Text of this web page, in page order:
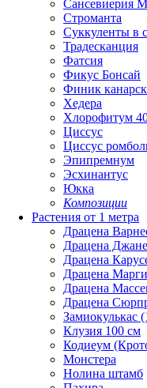
Сансевиерия
Строманта
Суккуленты в
Традесканция
Фатсия
Фикус Бонсай
Финик
Хедера
Хлорофитум
Циссус
Циссус
Эпипремнум
Эсхинантус
Юкка
Композиции
Растения от 1 метра
Драцена
Драцена
Драцена
Драцена
Драцена
Драцена
Замиокулькас
Клузия 100 см
Кодиеум
Монстера
Нолина штамб